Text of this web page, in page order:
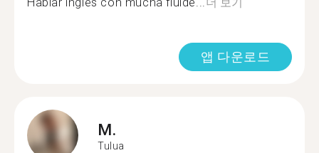
앱 다운로드
M.
Tulua